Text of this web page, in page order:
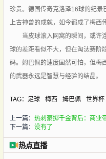
珍贵。德国传奇克洛泽16球的纪录
上古神兽的成就，如今都成了梅西
当皮球滚入网窝的瞬间，或许
球的差距看似不大，但在淘汰赛阶
码。姆巴佩的速度固然可怕，但梅
的武器永远是智慧与经验的结晶。
TAG： 足球 梅西 姆巴佩 世界杯
上一篇： 热刺豪掷千金背后：商业
下一篇： 没有了
热点直播